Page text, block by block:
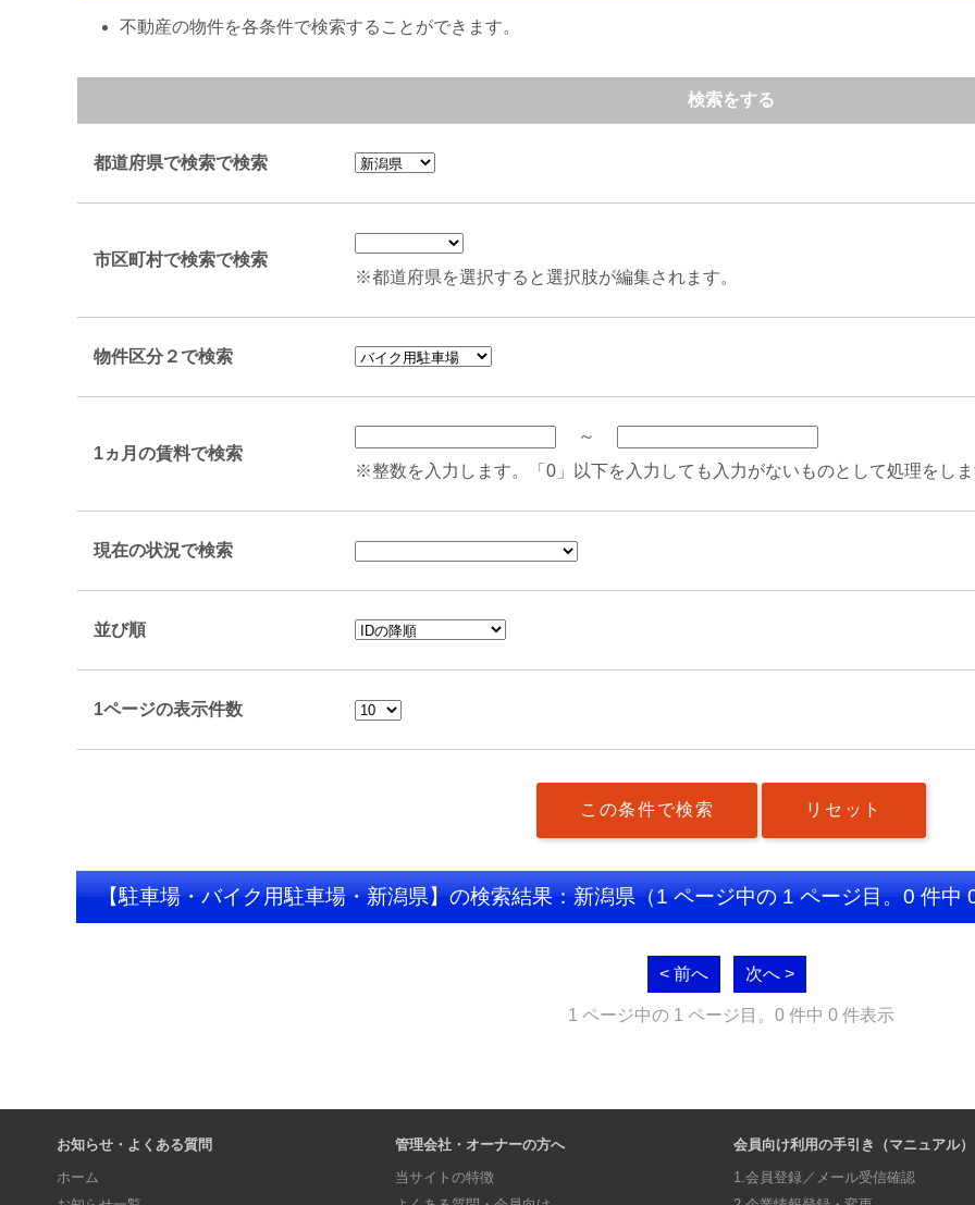
不動産の物件を各条件で検索することができます。
検索をする
都道府県で検索で検索
市区町村で検索で検索
※都道府県を選択すると選択肢が編集されます。
物件区分２で検索
1ヵ月の賃料で検索
～
※整数を入力します。「0」以下を入力しても入力がないものとして処理をし
現在の状況で検索
並び順
1ページの表示件数
【駐車場・バイク用駐車場・新潟県】の検索結果：新潟県（1 ページ中の 1 ページ目。0 件中
< 前へ 次へ >
1 ページ中の 1 ページ目。0 件中 0 件表示
お知らせ・よくある質問
ホーム
管理会社・オーナーの方へ
当サイトの特徴
会員向け利用の手引き（マニュアル）
1.会員登録／メール受信確認